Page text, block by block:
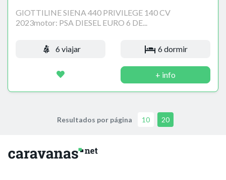
GIOTTILINE SIENA 440 PRIVILEGE 140 CV
2023motor: PSA DIESEL EURO 6 DE...
6 viajar 6 dormir
+ info
Resultados por página 10 20